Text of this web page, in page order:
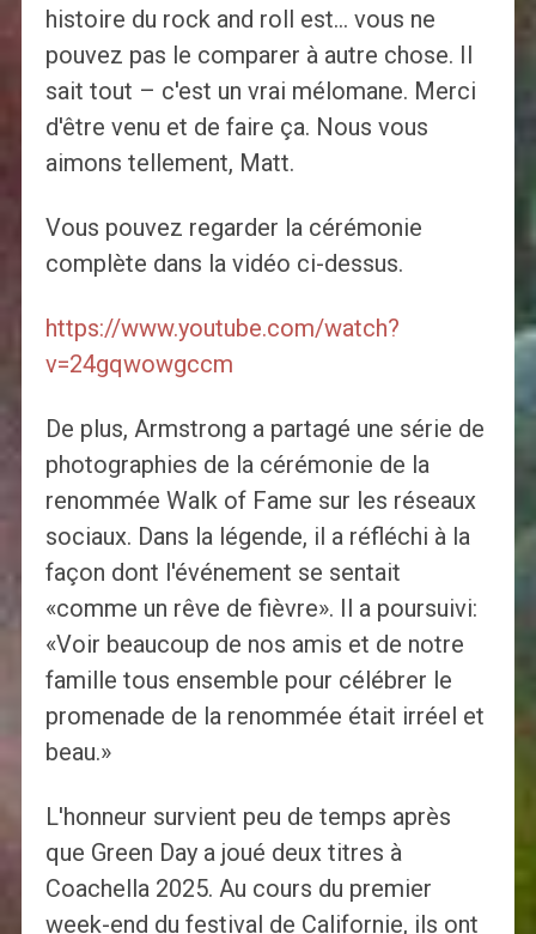
histoire du rock and roll est… vous ne
pouvez pas le comparer à autre chose. Il
sait tout – c'est un vrai mélomane. Merci
d'être venu et de faire ça. Nous vous
aimons tellement, Matt.
Vous pouvez regarder la cérémonie
complète dans la vidéo ci-dessus.
https://www.youtube.com/watch?
v=24gqwowgccm
De plus, Armstrong a partagé une série de
photographies de la cérémonie de la
renommée Walk of Fame sur les réseaux
sociaux. Dans la légende, il a réfléchi à la
façon dont l'événement se sentait
«comme un rêve de fièvre». Il a poursuivi:
«Voir beaucoup de nos amis et de notre
famille tous ensemble pour célébrer le
promenade de la renommée était irréel et
beau.»
L'honneur survient peu de temps après
que Green Day a joué deux titres à
Coachella 2025. Au cours du premier
week-end du festival de Californie, ils ont